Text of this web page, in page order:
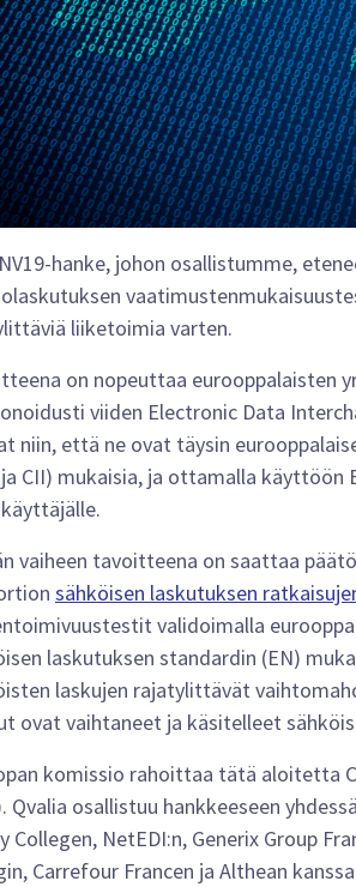
hanke, johon osallistumme,
liiketoimia varten.
on nopeuttaa eurooppalaisten
viiden Electronic Data
niin, että ne ovat täysin
CII) mukaisia, ja ottamalla käyttöön
vaiheen tavoitteena on saattaa
sähköisen laskutuksen
validoimalla
laskutuksen standardin (EN)
laskujen rajatylittävät
ovat vaihtaneet ja käsitelleet
komissio rahoittaa tätä aloitetta
Qvalia osallistuu hankkeeseen
Collegen, NetEDI:n, Generix Group
Carrefour Francen ja Althean